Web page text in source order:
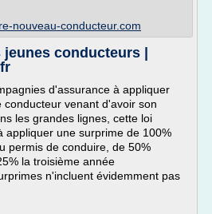
nouveau-conducteur.com
conducteurs |
d'assurance à appliquer
conducteur venant d'avoir son
les grandes lignes, cette loi
appliquer une surprime de 100%
permis de conduire, de 50%
la troisième année
n'incluent évidemment pas